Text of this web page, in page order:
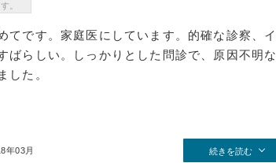
。
てです。家庭医にしています。的確な診察、イ
ばらしい。しっかりとした問診で、原因不明な
した。
年03月 続きを読む